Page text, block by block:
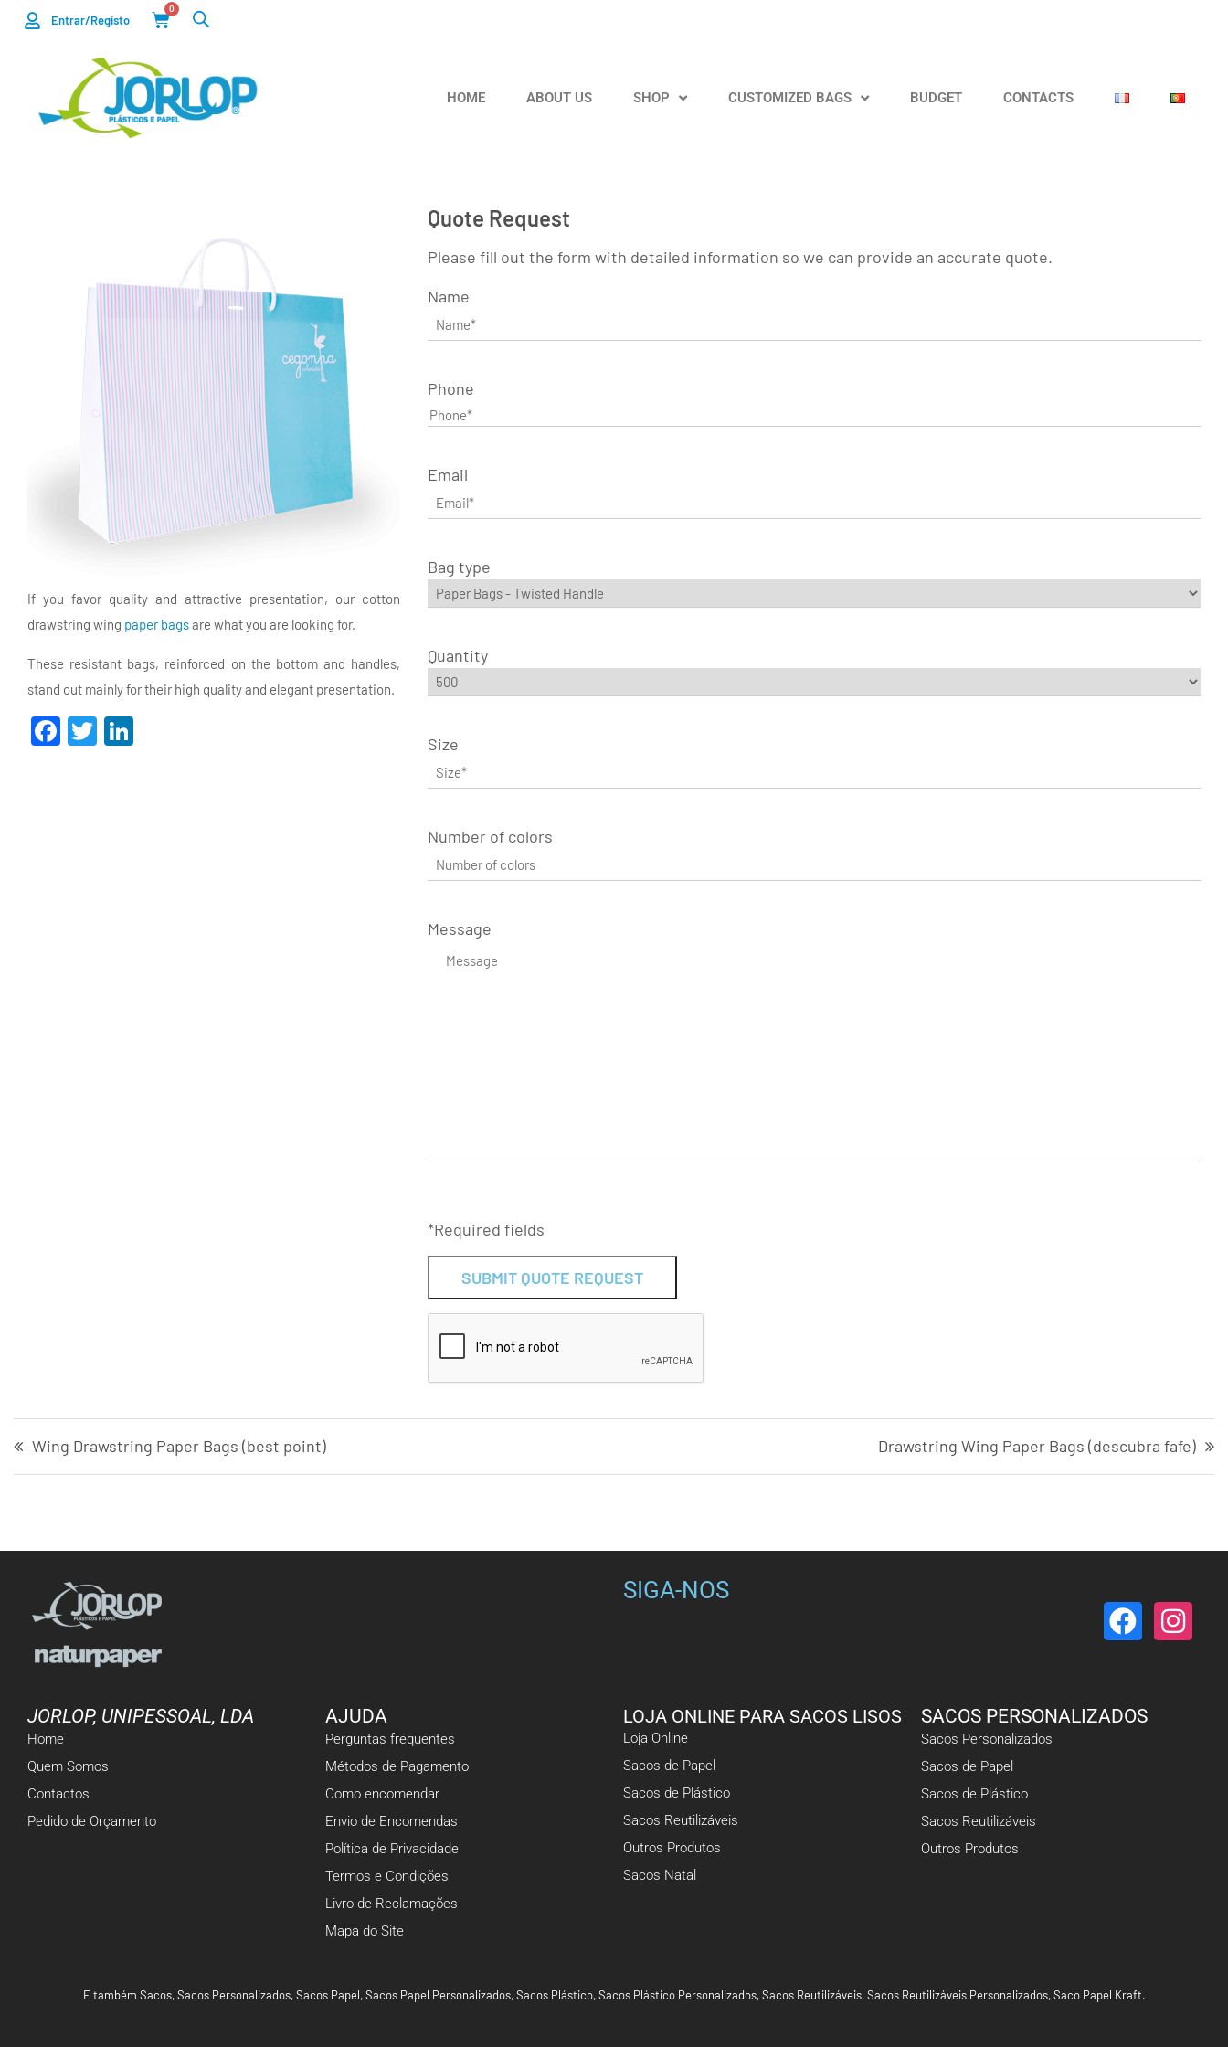
Entrar/Registo
0
HOME ABOUT US SHOP CUSTOMIZED BAGS BUDGET CONTACTS
If you favor quality and attractive presentation, our cotton
drawstring wing paper bagsare what you are looking for.
These resistant bags, reinforced on the bottom and handles,
stand out mainly for their high quality and elegant presentation.
Facebook
Twitter
Quote Request
Please fill out the form with detailed information so we can provide an accurate quote.
Name
Phone
Email
Bag type
Quantity
Size
Number of colors
Message
*Required fields
Wing Drawstring Paper Bags (best point) Drawstring Wing Paper Bags (descubra fafe)
SIGA-NOS
JORLOP, UNIPESSOAL, LDA
Home
Quem Somos
Contactos
Pedido de Orçamento
AJUDA
Perguntas frequentes
Métodos de Pagamento
Como encomendar
Envio de Encomendas
Política de Privacidade
Termos e Condições
Livro de Reclamações
Mapa do Site
LOJA ONLINE PARA SACOS LISOS
Loja Online
Sacos de Papel
Sacos de Plástico
Sacos Reutilizáveis
Outros Produtos
Sacos Natal
SACOS PERSONALIZADOS
Sacos Personalizados
Sacos de Papel
Sacos de Plástico
Sacos Reutilizáveis
Outros Produtos
E também Sacos,Sacos Personalizados,Sacos Papel,Sacos Papel Personalizados,Sacos Plástico,Sacos Plástico Personalizados,Sacos Reutilizáveis,Sacos Reutilizáveis Personalizados,Saco Papel Kraft.